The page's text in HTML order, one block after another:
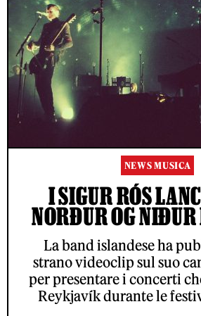
NEWS MUSICA
I SIGUR RÓS
NORÐUR OG
La band islandese ha
strano videoclip sul suo
per presentare i concerti
Reykjavík durante le